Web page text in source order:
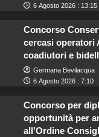
6 Agosto 2026 : 13:15
Concorso
cercasi operatori
coadiutori e
Germana Bevilacqua
6 Agosto 2026 : 7:10
Concorso per
opportunità per
all’Ordine